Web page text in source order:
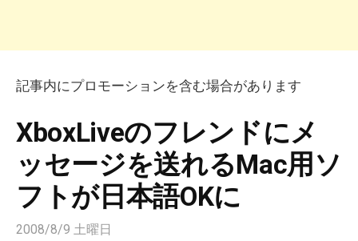
記事内にプロモーションを含む場合があります
XboxLiveのフレンドにメ
ッセージを送れるMac用ソ
フトが日本語OKに
2008/8/9 土曜日